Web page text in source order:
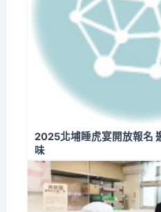
2025北埔睡虎宴開放報名
味